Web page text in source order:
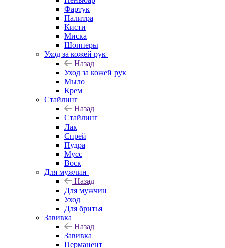
Фартук
Палитра
Кисти
Миска
Шопперы
Уход за кожей рук
Назад
Уход за кожей рук
Мыло
Крем
Стайлинг
Назад
Стайлинг
Лак
Спрей
Пудра
Мусс
Воск
Для мужчин
Назад
Для мужчин
Уход
Для бритья
Завивка
Назад
Завивка
Перманент